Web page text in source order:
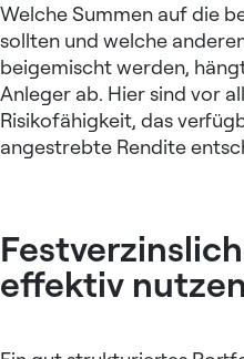
Welche Summen auf die
sollten und welche
beigemischt werden,
Anleger ab. Hier sind vor
Risikofähigkeit, das
angestrebte Rendite
effektiv